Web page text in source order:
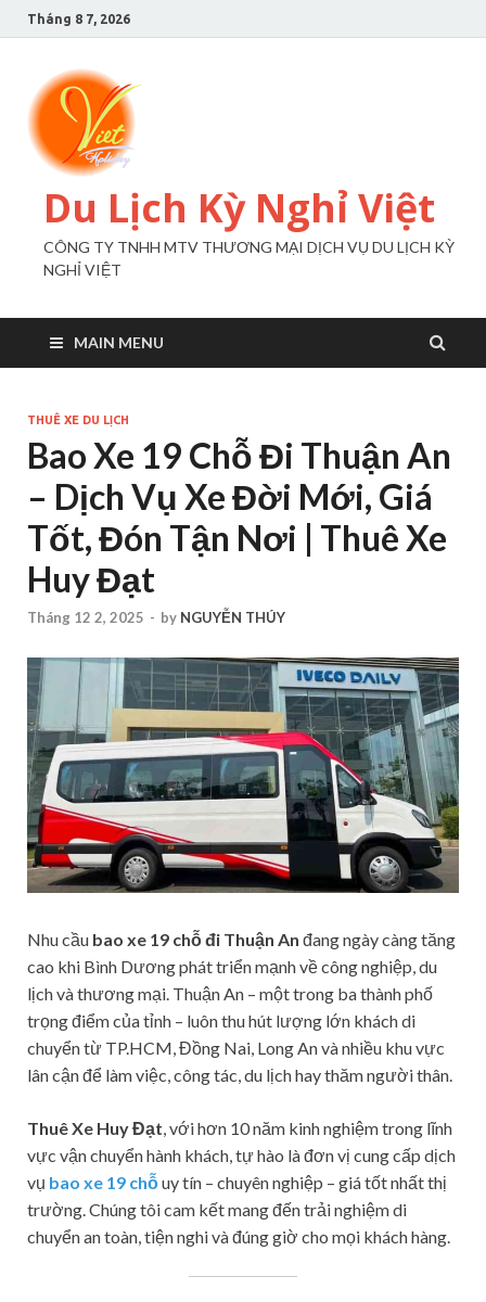
Tháng 8 7, 2026
Du Lịch Kỳ Nghỉ Việt
CÔNG TY TNHH MTV THƯƠNG MẠI DỊCH VỤ DU LỊCH KỲ
NGHỈ VIỆT
MAIN MENU
THUÊ XE DU LỊCH
Bao Xe 19 Chỗ Đi Thuận An
– Dịch Vụ Xe Đời Mới, Giá
Tốt, Đón Tận Nơi | Thuê Xe
Huy Đạt
Tháng 12 2, 2025 - by NGUYỄN THÚY
Nhu cầu bao xe 19 chỗ đi Thuận An đang ngày càng tăng
cao khi Bình Dương phát triển mạnh về công nghiệp, du
lịch và thương mại. Thuận An – một trong ba thành phố
trọng điểm của tỉnh – luôn thu hút lượng lớn khách di
chuyển từ TP.HCM, Đồng Nai, Long An và nhiều khu vực
lân cận để làm việc, công tác, du lịch hay thăm người thân.
Thuê Xe Huy Đạt, với hơn 10 năm kinh nghiệm trong lĩnh
vực vận chuyển hành khách, tự hào là đơn vị cung cấp dịch
vụ bao xe 19 chỗuy tín – chuyên nghiệp – giá tốt nhất thị
trường. Chúng tôi cam kết mang đến trải nghiệm di
chuyển an toàn, tiện nghi và đúng giờ cho mọi khách hàng.